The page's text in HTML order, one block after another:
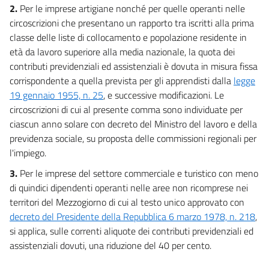
2. Per le imprese artigiane nonché per quelle operanti nelle
circoscrizioni che presentano un rapporto tra iscritti alla prima
classe delle liste di collocamento e popolazione residente in
età da lavoro superiore alla media nazionale, la quota dei
contributi previdenziali ed assistenziali è dovuta in misura fissa
corrispondente a quella prevista per gli apprendisti dalla legge
19 gennaio 1955, n. 25, e successive modificazioni. Le
circoscrizioni di cui al presente comma sono individuate per
ciascun anno solare con decreto del Ministro del lavoro e della
previdenza sociale, su proposta delle commissioni regionali per
l'impiego.
3. Per le imprese del settore commerciale e turistico con meno
di quindici dipendenti operanti nelle aree non ricomprese nei
territori del Mezzogiorno di cui al testo unico approvato con
decreto del Presidente della Repubblica 6 marzo 1978, n. 218,
si applica, sulle correnti aliquote dei contributi previdenziali ed
assistenziali dovuti, una riduzione del 40 per cento.